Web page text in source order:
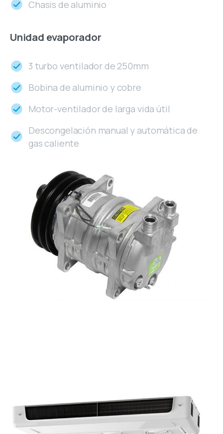
Chasis de aluminio
Unidad evaporador
3 turbo ventilador de 250mm
Bobina de aluminio y cobre
Motor-ventilador de larga vida útil
Descongelación manual y automática de
gas caliente